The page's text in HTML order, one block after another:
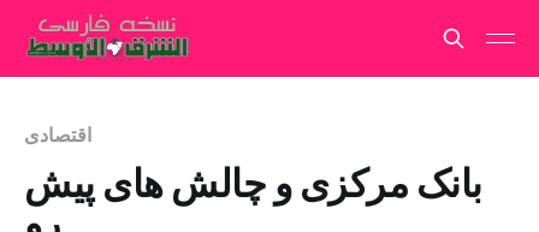
اقتصادی
بانک مرکزی و چالش های پیش